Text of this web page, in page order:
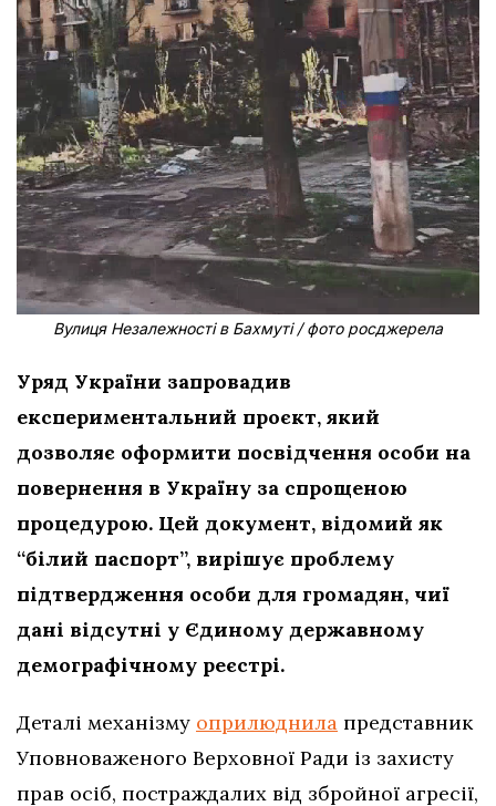
Вулиця Незалежності в Бахмуті / фото росджерела
Уряд України запровадив
експериментальний проєкт, який
дозволяє оформити посвідчення особи на
повернення в Україну за спрощеною
процедурою. Цей документ, відомий як
“білий паспорт”, вирішує проблему
підтвердження особи для громадян, чиї
дані відсутні у Єдиному державному
демографічному реєстрі.
Деталі механізму оприлюднила представник
Уповноваженого Верховної Ради із захисту
прав осіб, постраждалих від збройної агресії,